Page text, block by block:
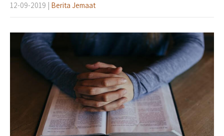
12-09-2019 | Berita Jemaat